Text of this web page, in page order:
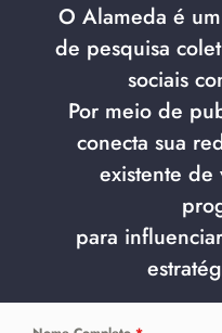
O Alameda é
de pesquisa
sociais
Por meio de
conecta sua
existente
para